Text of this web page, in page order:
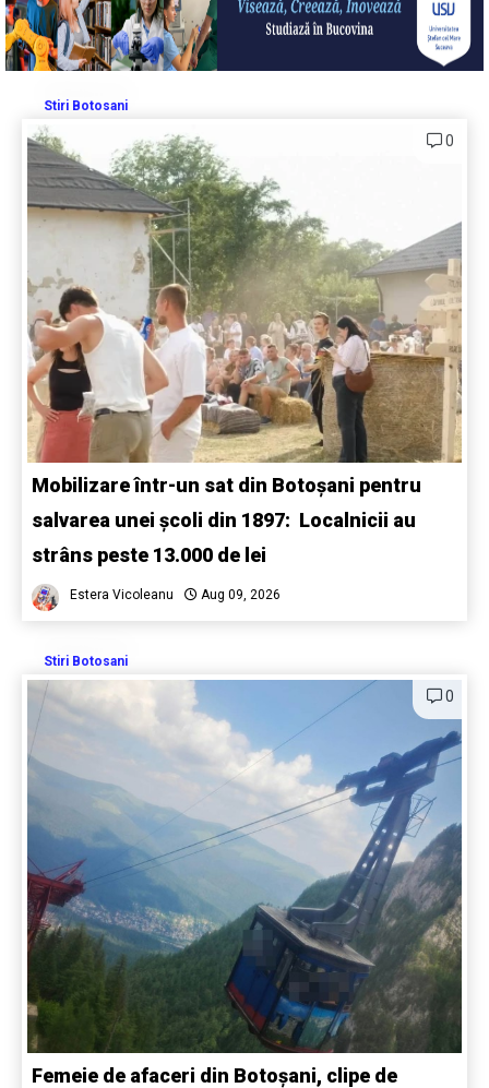
Stiri Botosani
0
Mobilizare într-un sat din Botoșani pentru
salvarea unei școli din 1897: Localnicii au
strâns peste 13.000 de lei
Estera Vicoleanu Aug 09, 2026
Stiri Botosani
0
Femeie de afaceri din Botoșani, clipe de